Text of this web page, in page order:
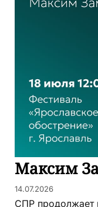
Максим
14.07.2026
СПР продолжает